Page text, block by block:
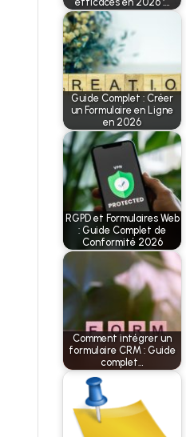
Guide Complet : Créer
un Formulaire en Ligne
en 2026
RGPD et Formulaires Web
: Guide Complet de
Conformité 2026
Comment intégrer un
formulaire CRM : Guide
complet…